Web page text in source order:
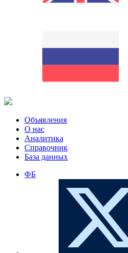
Объявления
О нас
Аналитика
Справочник
База данных
ФБ